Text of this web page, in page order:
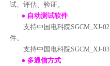
试、评估、验证。
● 自动测试软件
支持中国电科院SGCM_XJ-02
件。
支持中国电科院SGCM_XJ-03
● 多通信方式